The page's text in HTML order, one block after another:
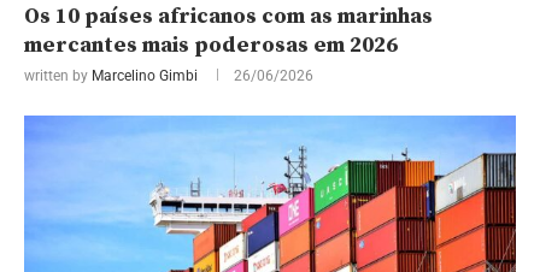
Os 10 países africanos com as marinhas
mercantes mais poderosas em 2026
written by Marcelino Gimbi 26/06/2026